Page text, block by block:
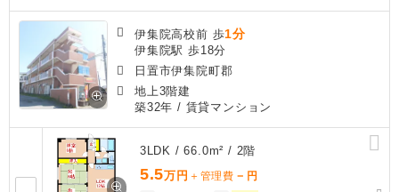
伊集院高校前 歩1分
伊集院駅 歩18分
日置市伊集院町郡
地上3階建
築32年 / 賃貸マンション
3LDK / 66.0m² / 2階
5.5万円 ＋管理費 － 円